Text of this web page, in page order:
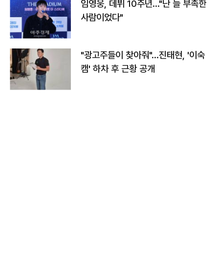
임영웅, 데뷔 10주년…"난 늘 부족한
사람이었다"
"광고주들이 찾아줘"…진태현, '이숙
캠' 하차 후 근황 공개